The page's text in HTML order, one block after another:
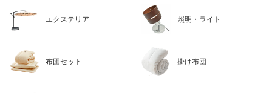
エクステリア 照明・ライト
布団セット 掛け布団